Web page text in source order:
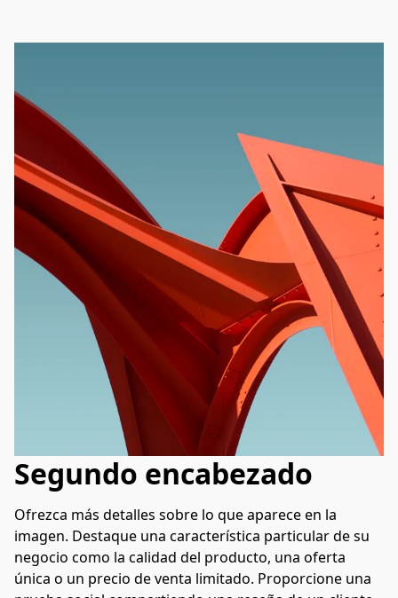
Segundo encabezado
Ofrezca más detalles sobre lo que aparece en la
imagen. Destaque una característica particular de su
negocio como la calidad del producto, una oferta
única o un precio de venta limitado. Proporcione una